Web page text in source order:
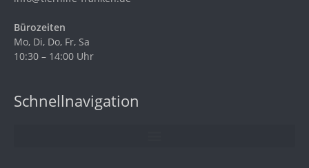
Bürozeiten
Mo, Di, Do, Fr, Sa
10:30 – 14:00 Uhr
Schnellnavigation